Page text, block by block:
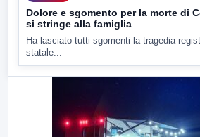
Dolore e sgomento per la morte di
si stringe alla famiglia
Ha lasciato tutti sgomenti la tragedia
statale...